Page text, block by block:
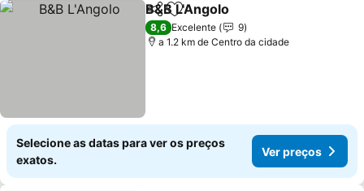
PartilharAdicionar aos favoritos
B&B L'Angolo
8,6 Excelente
9
a 1.2 km de Centro da cidade
Selecione as datas para ver os preços
exatos.
Ver preços